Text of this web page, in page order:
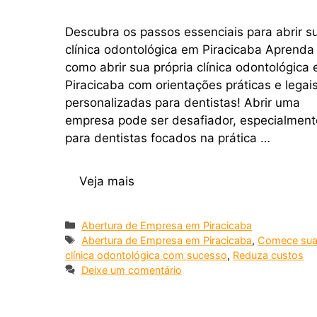
Descubra os passos essenciais para abrir
clínica odontológica em Piracicaba Aprenda
como abrir sua própria clínica odontológica
Piracicaba com orientações práticas e legais
personalizadas para dentistas! Abrir uma
empresa pode ser desafiador,
para dentistas focados na prática …
Veja mais
Abertura de Empresa em Piracicaba
Abertura de Empresa em Piracicaba, Comece sua
clínica odontológica com sucesso, Reduza custos
Deixe um comentário